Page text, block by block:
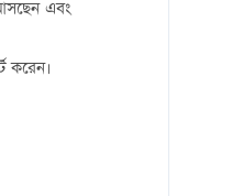
এবং
করেন।